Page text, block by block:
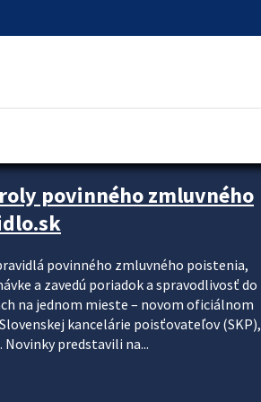
povinného zmluvného
povinného zmluvného poistenia,
a zavedú poriadok a spravodlivosť do
na jednom mieste – novom oficiálnom
kancelárie poisťovateľov (SKP),
Novinky predstavili na...